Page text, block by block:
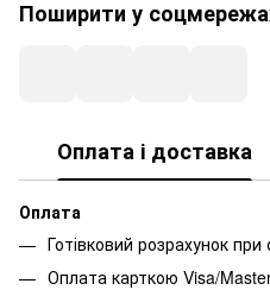
Поширити у
Оплата і доставка
Оплата
Готівковий розрахунок при
Оплата карткою Visa/